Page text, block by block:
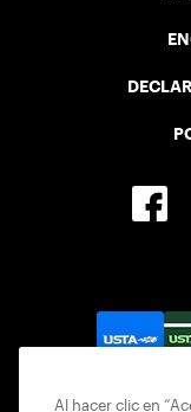
Al hacer clic en